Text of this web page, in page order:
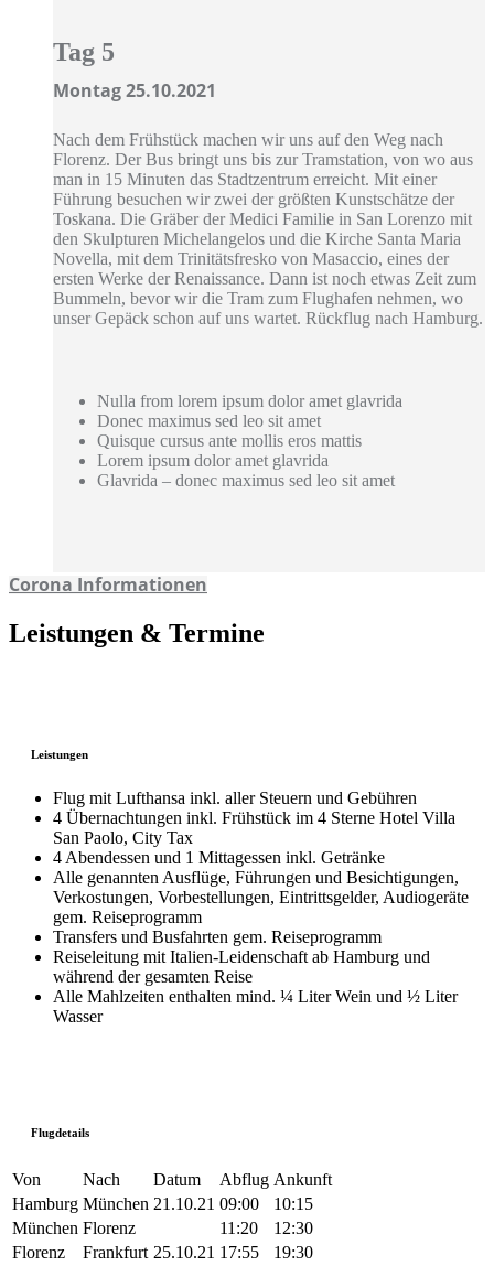
Tag 5
Montag 25.10.2021
Nach dem Frühstück machen wir uns auf den Weg nach
Florenz. Der Bus bringt uns bis zur Tramstation, von wo aus
man in 15 Minuten das Stadtzentrum erreicht. Mit einer
Führung besuchen wir zwei der größten Kunstschätze der
Toskana. Die Gräber der Medici Familie in San Lorenzo mit
den Skulpturen Michelangelos und die Kirche Santa Maria
Novella, mit dem Trinitätsfresko von Masaccio, eines der
ersten Werke der Renaissance. Dann ist noch etwas Zeit zum
Bummeln, bevor wir die Tram zum Flughafen nehmen, wo
unser Gepäck schon auf uns wartet. Rückflug nach Hamburg.
Nulla from lorem ipsum dolor amet glavrida
Donec maximus sed leo sit amet
Quisque cursus ante mollis eros mattis
Lorem ipsum dolor amet glavrida
Glavrida – donec maximus sed leo sit amet
Corona Informationen
Leistungen & Termine
Leistungen
Flug mit Lufthansa inkl. aller Steuern und Gebühren
4 Übernachtungen inkl. Frühstück im 4 Sterne Hotel Villa
San Paolo, City Tax
4 Abendessen und 1 Mittagessen inkl. Getränke
Alle genannten Ausflüge, Führungen und Besichtigungen,
Verkostungen, Vorbestellungen, Eintrittsgelder, Audiogeräte
gem. Reiseprogramm
Transfers und Busfahrten gem. Reiseprogramm
Reiseleitung mit Italien-Leidenschaft ab Hamburg und
während der gesamten Reise
Alle Mahlzeiten enthalten mind. ¼ Liter Wein und ½ Liter
Wasser
Flugdetails
Von Nach Datum Abflug Ankunft
Hamburg München 21.10.21 09:00
10:15
München Florenz 11:20
12:30
Florenz
Frankfurt 25.10.21 17:55
19:30